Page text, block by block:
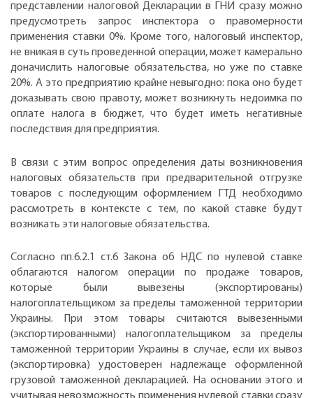
представлении налоговой Декларации в ГНИ сразу можно
предусмотреть запрос инспектора о правомерности
применения ставки 0%. Кроме того, налоговый инспектор,
не вникая в суть проведенной операции, может камерально
доначислить налоговые обязательства, но уже по ставке
20%. А это предприятию крайне невыгодно: пока оно будет
доказывать свою правоту, может возникнуть недоимка по
оплате налога в бюджет, что будет иметь негативные
последствия для предприятия.
В связи с этим вопрос определения даты возникновения
налоговых обязательств при предварительной отгрузке
товаров с последующим оформлением ГТД необходимо
рассмотреть в контексте с тем, по какой ставке будут
возникать эти налоговые обязательства.
Согласно пп.6.2.1 ст.6 Закона об НДС по нулевой ставке
облагаются налогом операции по продаже товаров,
которые были вывезены (экспортированы)
налогоплательщиком за пределы таможенной территории
Украины. При этом товары считаются вывезенными
(экспортированными) налогоплательщиком за пределы
таможенной территории Украины в случае, если их вывоз
(экспортировка) удостоверен надлежаще оформленной
грузовой таможенной декларацией. На основании этого и